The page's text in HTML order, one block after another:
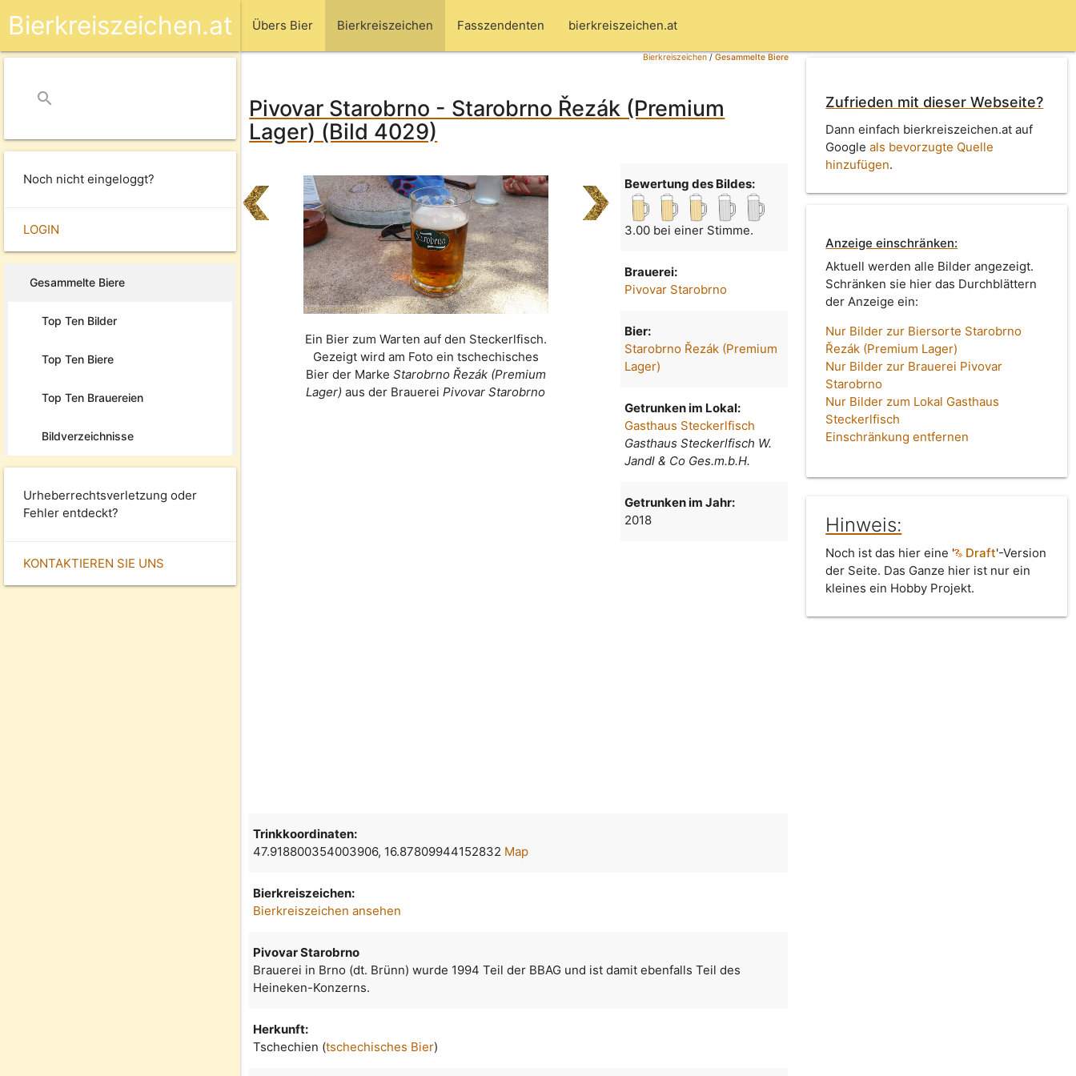
Übers Bier Bierkreiszeichen Fasszendenten bierkreiszeichen.at
Bierkreiszeichen.at
search
Noch nicht eingeloggt?
LOGIN
Gesammelte Biere
Top Ten Bilder
Top Ten Biere
Top Ten Brauereien
Bildverzeichnisse
Urheberrechtsverletzung oder
Fehler entdeckt?
KONTAKTIEREN SIE UNS
Bierkreiszeichen/Gesammelte Biere
Pivovar Starobrno - Starobrno Řezák (Premium
Lager) (Bild 4029)
Ein Bier zum Warten auf den Steckerlfisch.
Gezeigt wird am Foto ein tschechisches
Bier der Marke Starobrno Řezák (Premium
Lager) aus der BrauereiPivovar Starobrno
Bewertung des Bildes:
3.00 bei einer Stimme.
Brauerei:
Pivovar Starobrno
Bier:
Starobrno Řezák (Premium
Lager)
Getrunken im Lokal:
Gasthaus Steckerlfisch
Gasthaus Steckerlfisch W.
Jandl & Co Ges.m.b.H.
Getrunken im Jahr:
2018
Zufrieden mit dieser Webseite?
Dann einfach bierkreiszeichen.at auf
Googleals bevorzugte Quelle
hinzufügen.
Anzeige einschränken:
Aktuell werden alle Bilder angezeigt.
Schränken sie hier das Durchblättern
der Anzeige ein:
Nur Bilder zur Biersorte Starobrno
Řezák (Premium Lager)
Nur Bilder zur Brauerei Pivovar
Starobrno
Nur Bilder zum Lokal Gasthaus
Steckerlfisch
Einschränkung entfernen
Hinweis:
Noch ist das hier eine ' Draft'-Version
der Seite. Das Ganze hier ist nur ein
kleines ein Hobby Projekt.
Trinkkoordinaten:
47.918800354003906, 16.87809944152832 Map
Bierkreiszeichen:
Bierkreiszeichen ansehen
Pivovar Starobrno
Brauerei in Brno (dt. Brünn) wurde 1994 Teil der BBAG und ist damit ebenfalls Teil des
Heineken-Konzerns.
Herkunft:
Tschechien (tschechisches Bier)